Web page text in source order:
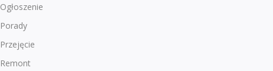
Ogłoszenie
Porady
Przejęcie
Remont